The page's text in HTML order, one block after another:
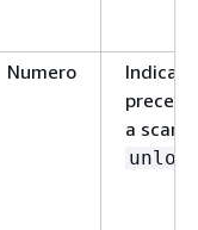
Numero
Indica
a